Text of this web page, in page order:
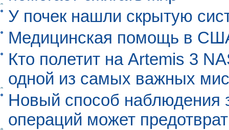
У почек нашли скрытую
Медицинская помощь в
Кто полетит на Artemis 3
одной из самых важных
Новый способ наблюдения
операций может